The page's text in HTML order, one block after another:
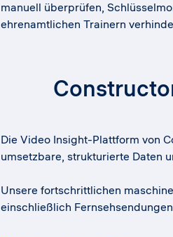
manuell überprüfen,
ehrenamtlichen Trainern
Die Video Insight-Plattform von
umsetzbare, strukturierte Daten
Unsere fortschrittlichen
einschließlich